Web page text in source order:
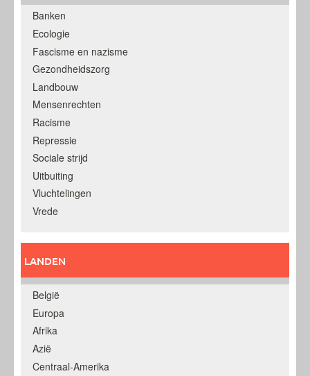
Banken
Ecologie
Fascisme en nazisme
Gezondheidszorg
Landbouw
Mensenrechten
Racisme
Repressie
Sociale strijd
Uitbuiting
Vluchtelingen
Vrede
LANDEN
België
Europa
Afrika
Azië
Centraal-Amerika